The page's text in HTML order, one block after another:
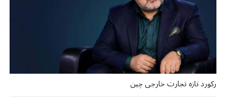
رکورد تازه تجارت خارجی چین